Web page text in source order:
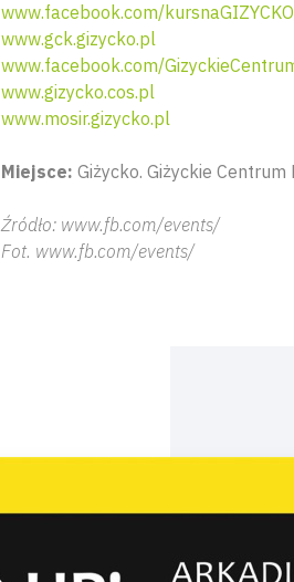
www.facebook.com/
www.gck.gizycko.pl
www.facebook.com/
www.gizycko.cos.pl
www.mosir.gizycko.pl
Miejsce: Giżycko. Giżyckie
Źródło: www.fb.com/events/
Fot. www.fb.com/events/